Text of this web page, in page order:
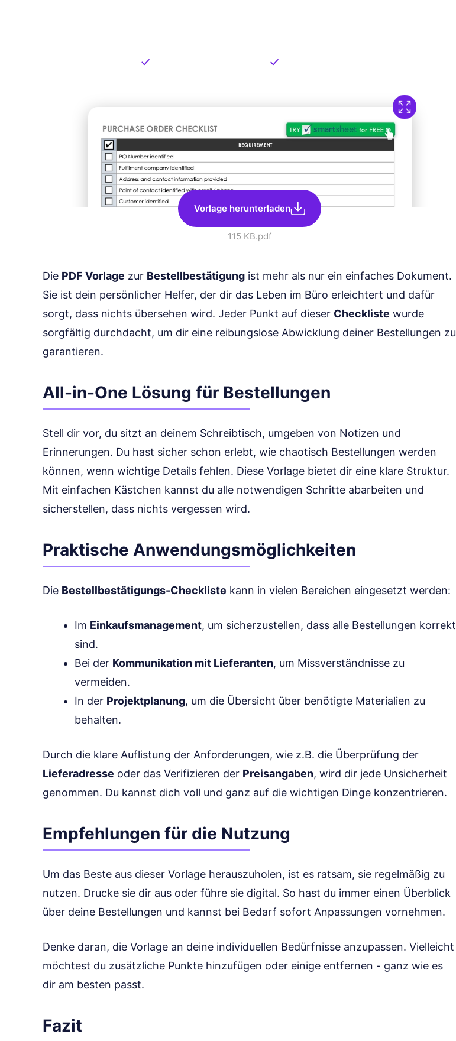
Vorlage herunterladen
115 KB.pdf
Die PDF Vorlage zur Bestellbestätigung ist mehr als nur ein einfaches Dokument.
Sie ist dein persönlicher Helfer, der dir das Leben im Büro erleichtert und dafür
sorgt, dass nichts übersehen wird. Jeder Punkt auf dieser Checkliste wurde
sorgfältig durchdacht, um dir eine reibungslose Abwicklung deiner Bestellungen zu
garantieren.
All-in-One Lösung für Bestellungen
Stell dir vor, du sitzt an deinem Schreibtisch, umgeben von Notizen und
Erinnerungen. Du hast sicher schon erlebt, wie chaotisch Bestellungen werden
können, wenn wichtige Details fehlen. Diese Vorlage bietet dir eine klare Struktur.
Mit einfachen Kästchen kannst du alle notwendigen Schritte abarbeiten und
sicherstellen, dass nichts vergessen wird.
Praktische Anwendungsmöglichkeiten
Die Bestellbestätigungs-Checkliste kann in vielen Bereichen eingesetzt werden:
Im Einkaufsmanagement, um sicherzustellen, dass alle Bestellungen korrekt
sind.
Bei der Kommunikation mit Lieferanten, um Missverständnisse zu
vermeiden.
In der Projektplanung, um die Übersicht über benötigte Materialien zu
behalten.
Durch die klare Auflistung der Anforderungen, wie z.B. die Überprüfung der
Lieferadresse oder das Verifizieren der Preisangaben, wird dir jede Unsicherheit
genommen. Du kannst dich voll und ganz auf die wichtigen Dinge konzentrieren.
Empfehlungen für die Nutzung
Um das Beste aus dieser Vorlage herauszuholen, ist es ratsam, sie regelmäßig zu
nutzen. Drucke sie dir aus oder führe sie digital. So hast du immer einen Überblick
über deine Bestellungen und kannst bei Bedarf sofort Anpassungen vornehmen.
Denke daran, die Vorlage an deine individuellen Bedürfnisse anzupassen. Vielleicht
möchtest du zusätzliche Punkte hinzufügen oder einige entfernen - ganz wie es
dir am besten passt.
Fazit